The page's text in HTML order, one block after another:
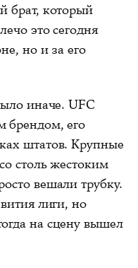
брат, который
это сегодня
но и за его
иначе. UFC
брендом, его
штатов. Крупные
столь жестоким
вешали трубку.
лиги, но
на сцену вышел